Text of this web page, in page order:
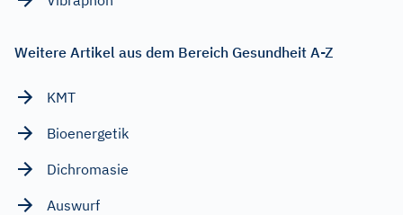
Weitere Artikel aus dem Bereich Gesundheit A-Z
KMT
Bioenergetik
Dichromasie
Auswurf